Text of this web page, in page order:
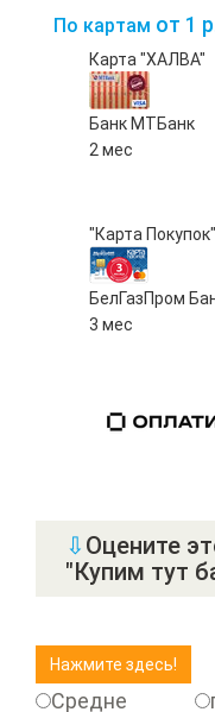
По картам от 1
Карта "ХАЛВА"
Банк МТБанк
2 мес
"Карта Покупок"
БелГазПром
3 мес
⇩ Оцените
"Купим тут
Средне